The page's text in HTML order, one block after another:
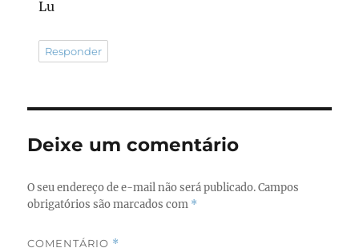
Lu
Responder
Deixe um comentário
O seu endereço de e-mail não será publicado. Campos
obrigatórios são marcados com *
COMENTÁRIO *